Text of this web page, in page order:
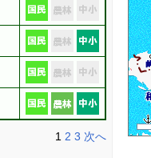
1 2 3 次へ